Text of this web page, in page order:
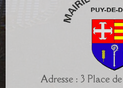
Adresse : 3 Place